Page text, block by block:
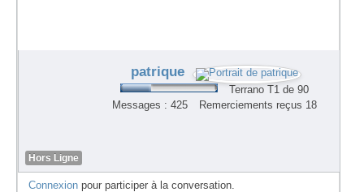
patrique
Terrano T1 de 90
Messages : 425
Remerciements reçus 18
Hors Ligne
Connexion pour participer à la conversation.